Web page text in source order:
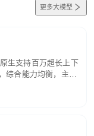
更多大模型
生支持百万超长上下
综合能力均衡，主打
、基础 RAG、批量